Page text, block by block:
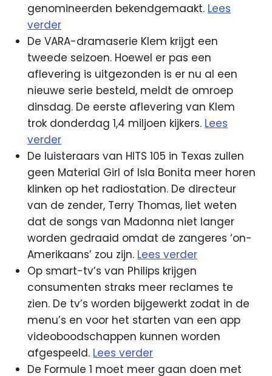
genomineerden bekendgemaakt. Lees
verder
De VARA-dramaserie Klem krijgt een
tweede seizoen. Hoewel er pas een
aflevering is uitgezonden is er nu al een
nieuwe serie besteld, meldt de omroep
dinsdag. De eerste aflevering van Klem
trok donderdag 1,4 miljoen kijkers. Lees
verder
De luisteraars van HITS 105 in Texas zullen
geen Material Girl of Isla Bonita meer horen
klinken op het radiostation. De directeur
van de zender, Terry Thomas, liet weten
dat de songs van Madonna niet langer
worden gedraaid omdat de zangeres ‘on-
Amerikaans’ zou zijn. Lees verder
Op smart-tv’s van Philips krijgen
consumenten straks meer reclames te
zien. De tv’s worden bijgewerkt zodat in de
menu’s en voor het starten van een app
videoboodschappen kunnen worden
afgespeeld. Lees verder
De Formule 1 moet meer gaan doen met